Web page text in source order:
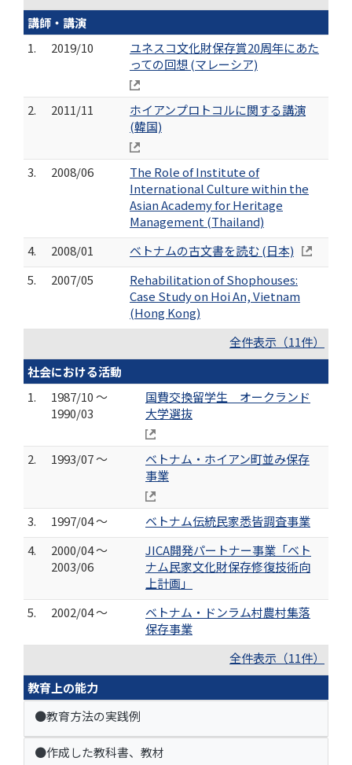
講師・講演
1.
2019/10
ユネスコ文化財保存賞20周年にあた
っての回想 (マレーシア)
2. 2011/11
ホイアンプロトコルに関する講演
(韓国)
3. 2008/06
The Role of Institute of
International Culture within the
Asian Academy for Heritage
Management (Thailand)
4.
2008/01
ベトナムの古文書を読む (日本)
5.
2007/05
Rehabilitation of Shophouses:
Case Study on Hoi An, Vietnam
(Hong Kong)
全件表示（11件）
社会における活動
1.
1987/10 ～
1990/03
国費交換留学生 オークランド
大学選抜
2. 1993/07 ～
ベトナム・ホイアン町並み保存
事業
3. 1997/04 ～
ベトナム伝統民家悉皆調査事業
4.
2000/04 ～
2003/06
JICA開発パートナー事業「ベト
ナム民家文化財保存修復技術向
上計画」
5.
2002/04 ～
ベトナム・ドンラム村農村集落
保存事業
全件表示（11件）
教育上の能力
●教育方法の実践例
●作成した教科書、教材